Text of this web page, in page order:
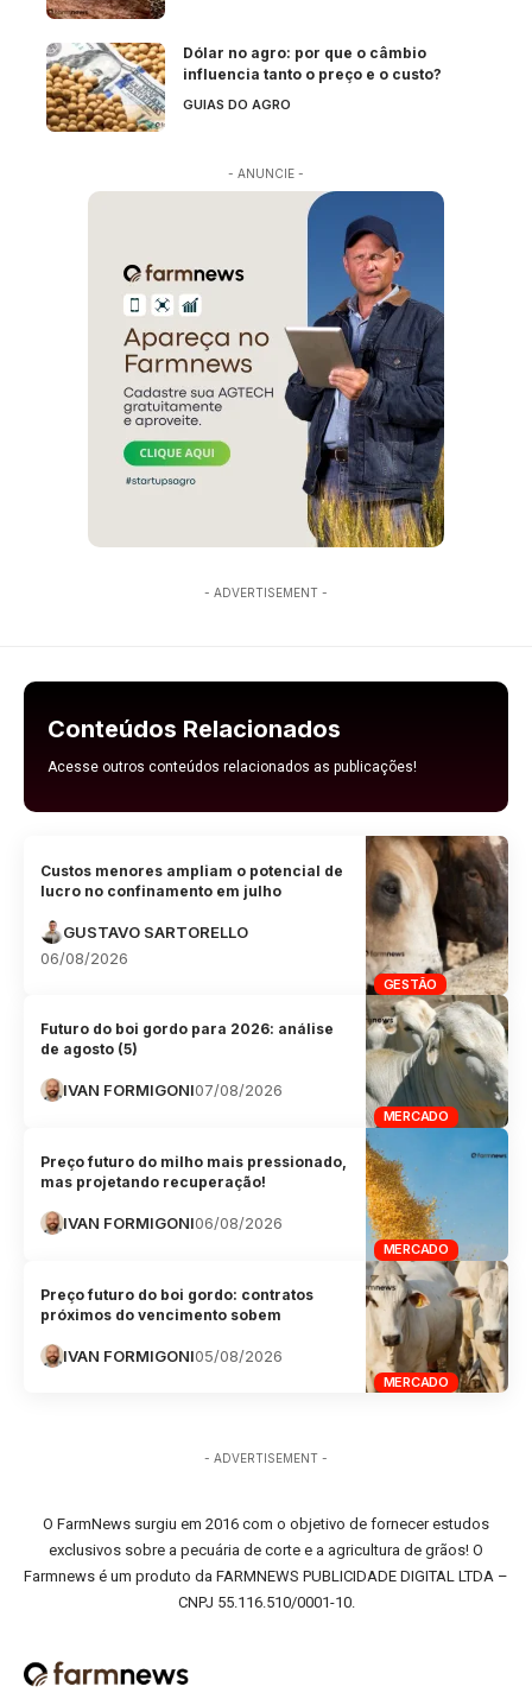
Dólar no agro: por que o câmbio
influencia tanto o preço e o custo?
GUIAS DO AGRO
- ANUNCIE -
- ADVERTISEMENT -
Conteúdos Relacionados
Acesse outros conteúdos relacionados as publicações!
GESTÃO
Custos menores ampliam o potencial de
lucro no confinamento em julho
GUSTAVO SARTORELLO
06/08/2026
MERCADO
Futuro do boi gordo para 2026: análise
de agosto (5)
IVAN FORMIGONI07/08/2026
MERCADO
Preço futuro do milho mais pressionado,
mas projetando recuperação!
IVAN FORMIGONI06/08/2026
MERCADO
Preço futuro do boi gordo: contratos
próximos do vencimento sobem
IVAN FORMIGONI05/08/2026
- ADVERTISEMENT -
O FarmNews surgiu em 2016 com o objetivo de fornecer estudos
exclusivos sobre a pecuária de corte e a agricultura de grãos! O
Farmnews é um produto da FARMNEWS PUBLICIDADE DIGITAL LTDA –
CNPJ 55.116.510/0001-10.